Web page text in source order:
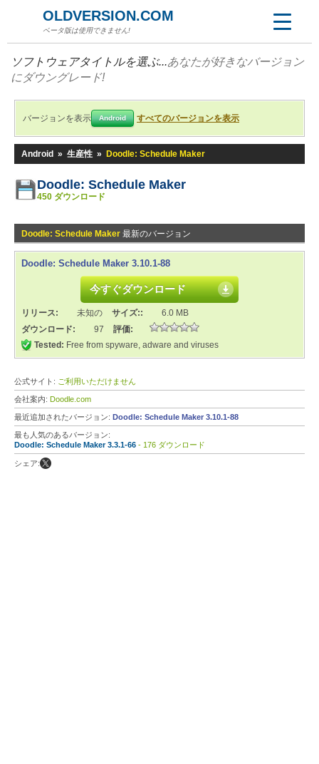
OLDVERSION.COM
ベータ版は使用できません!
ソフトウェアタイトルを選ぶ...あなたが好きなバージョン
にダウングレード!
バージョンを表示 Android すべてのバージョンを表示
Android » 生産性 » Doodle: Schedule Maker
Doodle: Schedule Maker
450 ダウンロード
Doodle: Schedule Maker 最新のバージョン
Doodle: Schedule Maker 3.10.1-88
今すぐダウンロード
リリース: 未知の サイズ::
6.0 MB
ダウンロード:
97
評価:
Tested: Free from spyware, adware and viruses
公式サイト: ご利用いただけません
会社案内: Doodle.com
最近追加されたバージョン: Doodle: Schedule Maker 3.10.1-88
最も人気のあるバージョン:
Doodle: Schedule Maker 3.3.1-66 - 176 ダウンロード
シェア: